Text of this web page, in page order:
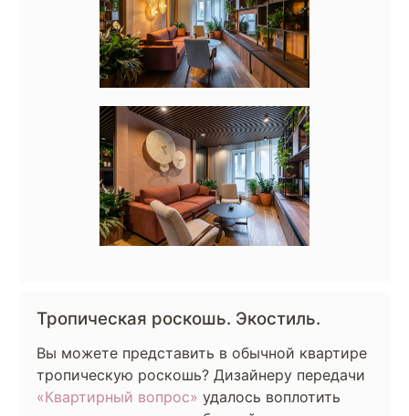
Тропическая роскошь. Экостиль.
Вы можете представить в обычной квартире
тропическую роскошь? Дизайнеру передачи
«Квартирный вопрос» удалось воплотить